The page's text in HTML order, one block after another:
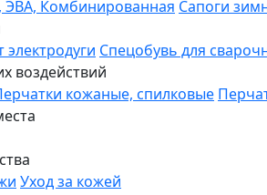
ЭВА, Комбинированная Сапоги
Спецобувь для
воздействий
кожаные, спилковые
Уход за кожей